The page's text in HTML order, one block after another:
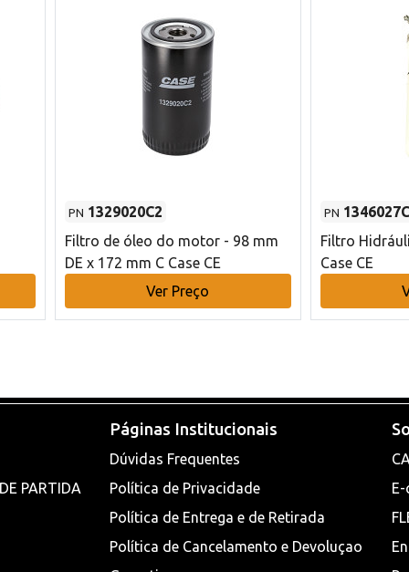
PN 1329020C2
Filtro de óleo do motor - 98 mm
DE x 172 mm C Case CE
Ver Preço
PN
Filtro
Case CE
PARTIDA
Páginas Institucionais
Dúvidas Frequentes
Política de Privacidade
Política de Entrega e de Retirada
Política de Cancelamento e Devoluçao